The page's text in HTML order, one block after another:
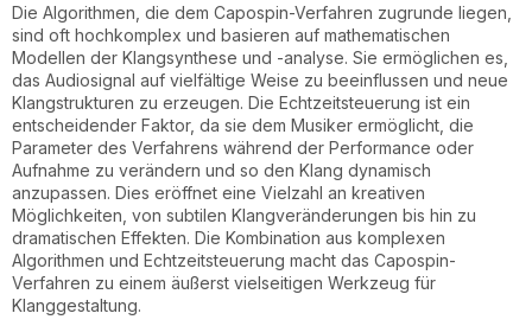
Die Algorithmen, die dem Capospin-Verfahren zugrunde liegen,
sind oft hochkomplex und basieren auf mathematischen
Modellen der Klangsynthese und -analyse. Sie ermöglichen es,
das Audiosignal auf vielfältige Weise zu beeinflussen und neue
Klangstrukturen zu erzeugen. Die Echtzeitsteuerung ist ein
entscheidender Faktor, da sie dem Musiker ermöglicht, die
Parameter des Verfahrens während der Performance oder
Aufnahme zu verändern und so den Klang dynamisch
anzupassen. Dies eröffnet eine Vielzahl an kreativen
Möglichkeiten, von subtilen Klangveränderungen bis hin zu
dramatischen Effekten. Die Kombination aus komplexen
Algorithmen und Echtzeitsteuerung macht das Capospin-
Verfahren zu einem äußerst vielseitigen Werkzeug für
Klanggestaltung.